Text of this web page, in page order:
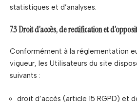
statistiques et d’analyses.
7.3 Droit d’accès, de rectification et
Conformément à la réglementation
vigueur, les Utilisateurs du site
suivants :
droit d’accès (article 15 RGPD) et